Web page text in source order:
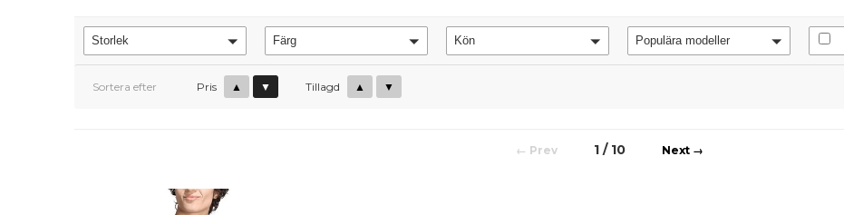
Storlek Färg Kön Populära modeller
Sortera efter Pris ▲ ▼ Tillagd ▲ ▼
← 1 / 10 →